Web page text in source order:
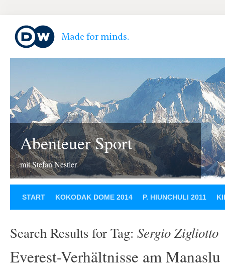
Abenteuer Sport
mit Stefan Nestler
START KOKODAK DOME 2014 P. HIUNCHULI 2011
Search Results for Tag: Sergio Zigliotto
Everest-Verhältnisse am Manaslu